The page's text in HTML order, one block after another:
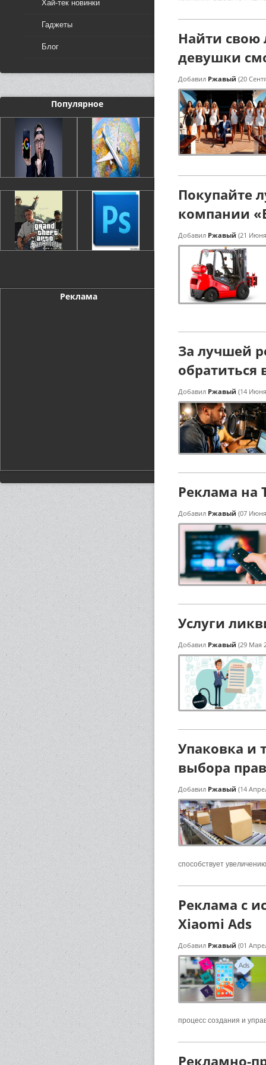
Хай-тек новинки
Гаджеты
Блог
Популярное
Реклама
Найти
девушки
Добавил Ржавый (20
Покупайте
компании
Добавил Ржавый (21
За лучшей
обратиться
Добавил Ржавый (14
Реклама на
Добавил Ржавый (07
Услуги
Добавил Ржавый (29 Мая
Упаковка и
выбора
Добавил Ржавый (14
способствует
Реклама с
Xiaomi Ads
Добавил Ржавый (01
процесс создания и
Рекламно-